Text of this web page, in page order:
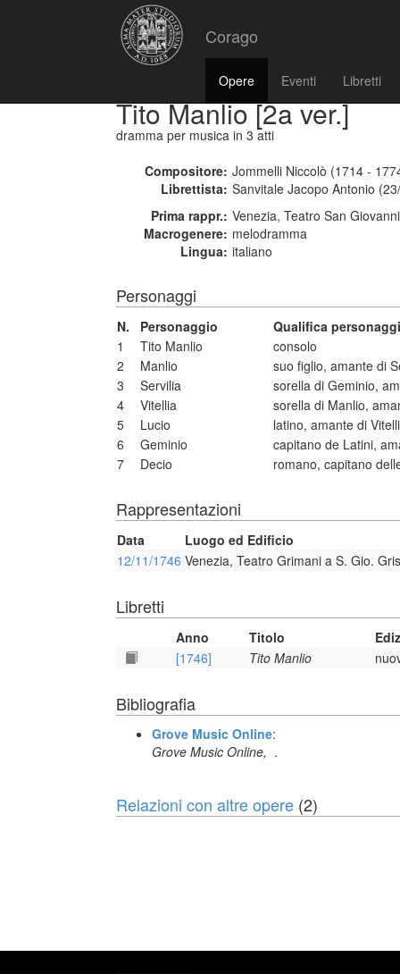
Corago
Opere Eventi Libretti
Tito Manlio [2a ver.]
dramma per musica in 3 atti
Compositore: Jommelli Niccolò (1714 -
Librettista: Sanvitale Jacopo Antonio
Prima rappr.: Venezia, Teatro San
Macrogenere: melodramma
Lingua: italiano
Personaggi
N. Personaggio
Qualifica
1
Tito Manlio
consolo
2
Manlio
suo figlio, amante di
3
Servilia
sorella di Geminio,
4
Vitellia
sorella di Manlio,
5
Lucio
latino, amante di
6
Geminio
capitano de Latini,
7
Decio romano, capitano
Rappresentazioni
Data
Luogo ed Edificio
12/11/1746 Venezia, Teatro Grimani a S. Gio.
Libretti
Anno Titolo
[1746]
Tito Manlio
Bibliografia
Grove Music Online:
Grove Music Online, .
Relazioni con altre opere (2)